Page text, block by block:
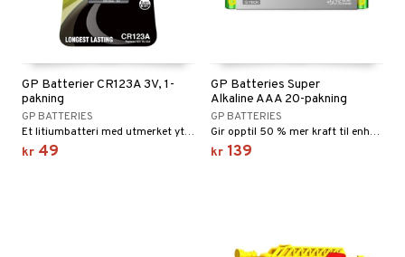
GP Batterier CR123A 3V, 1-
pakning
GP BATTERIES
Et litiumbatteri med utmerket ytelse.
kr 49
GP Batteries Super
Alkaline AAA 20-pakning
GP BATTERIES
Gir opptil 50 % mer kraft til enhetene dine.
kr 139